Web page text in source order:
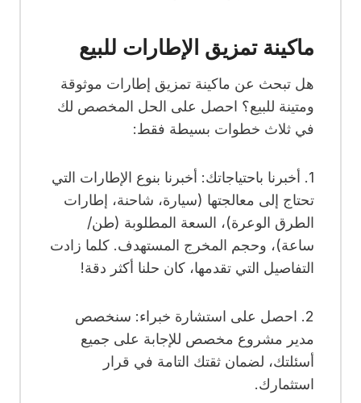
ماكينة تمزيق الإطارات للبيع
هل تبحث عن ماكينة تمزيق إطارات موثوقة
ومتينة للبيع؟ احصل على الحل المخصص لك
في ثلاث خطوات بسيطة فقط:
1. أخبرنا باحتياجاتك: أخبرنا بنوع الإطارات التي
تحتاج إلى معالجتها (سيارة، شاحنة، إطارات
الطرق الوعرة)، السعة المطلوبة (طن/
ساعة)، وحجم المخرج المستهدف. كلما زادت
التفاصيل التي تقدمها، كان حلنا أكثر دقة!
2. احصل على استشارة خبراء: سنخصص
مدير مشروع مخصص للإجابة على جميع
أسئلتك، لضمان ثقتك التامة في قرار
استثمارك.